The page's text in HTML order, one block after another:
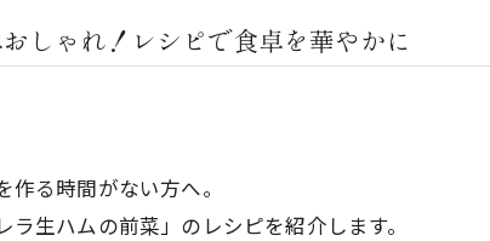
しゃれ！レシピで食卓を華やかに
る時間がない方へ。
生ハムの前菜」のレシピを紹介します。